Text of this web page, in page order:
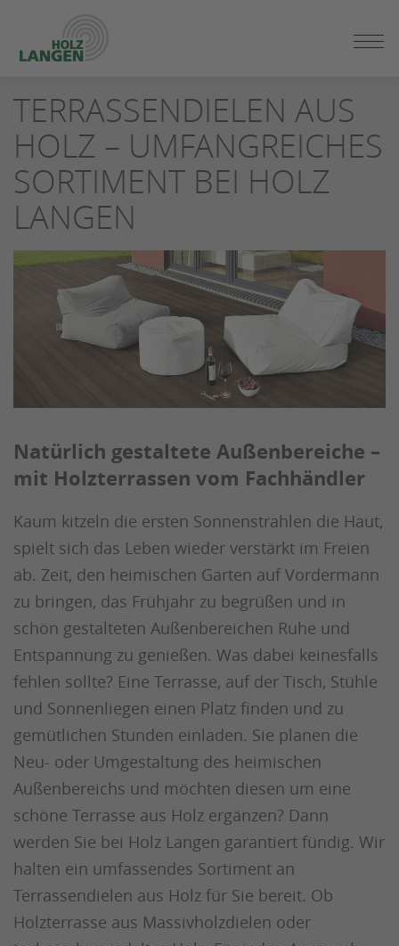
SEITENINHALT
SPRINGEN
TERRASSENDIELEN AUS
HOLZ – UMFANGREICHES
SORTIMENT BEI HOLZ
LANGEN
Natürlich gestaltete Außenbereiche –
mit Holzterrassen vom Fachhändler
Kaum kitzeln die ersten Sonnenstrahlen die Haut,
spielt sich das Leben wieder verstärkt im Freien
ab. Zeit, den heimischen Garten auf Vordermann
zu bringen, das Frühjahr zu begrüßen und in
schön gestalteten Außenbereichen Ruhe und
Entspannung zu genießen. Was dabei keinesfalls
fehlen sollte? Eine Terrasse, auf der Tisch, Stühle
und Sonnenliegen einen Platz finden und zu
gemütlichen Stunden einladen. Sie planen die
Neu- oder Umgestaltung des heimischen
Außenbereichs und möchten diesen um eine
schöne Terrasse aus Holz ergänzen? Dann
werden Sie bei Holz Langen garantiert fündig. Wir
halten ein umfassendes Sortiment an
Terrassendielen aus Holz für Sie bereit. Ob
Holzterrasse aus Massivholzdielen oder